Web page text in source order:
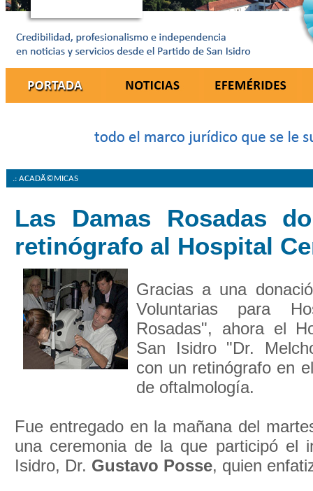
.: ACADÃ©MICAS
Las Damas Rosadas
retinógrafo al Hospital
Gracias a una
Voluntarias para
Rosadas", ahora el
San Isidro "Dr.
con un retinógrafo en
de oftalmología.
Fue entregado en la mañana del
una ceremonia de la que participó el
Isidro, Dr. Gustavo Posse, quien